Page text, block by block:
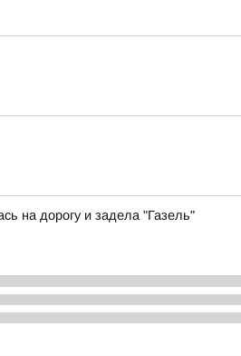
на дорогу и задела "Газель"